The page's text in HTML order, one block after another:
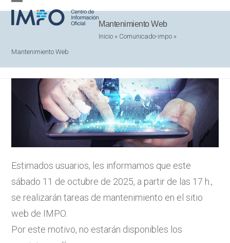
SkipOpen
mobile
Close
mobile
Mantenimiento Web
Inicio » Comunicado-impo »
Mantenimiento Web
Estimados usuarios, les informamos que este
sábado 11 de octubre de 2025, a partir de las 17 h.,
se realizarán tareas de mantenimiento en el sitio
web de IMPO.
Por este motivo, no estarán disponibles los